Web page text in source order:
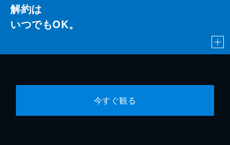
解約は
いつでもOK。
今すぐ観る